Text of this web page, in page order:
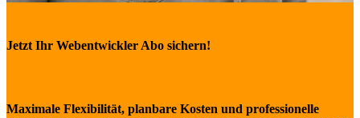
Jetzt Ihr Webentwickler Abo sichern!
Maximale Flexibilität, planbare Kosten und professionelle